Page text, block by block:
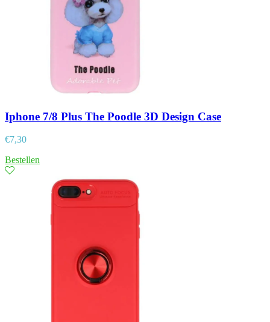
Iphone 7/8 Plus The Poodle 3D Design Case
€7,30
Bestellen